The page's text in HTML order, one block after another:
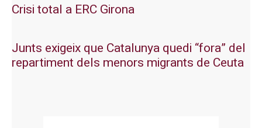
Crisi total a ERC Girona
Junts exigeix que Catalunya quedi “fora” del
repartiment dels menors migrants de Ceuta